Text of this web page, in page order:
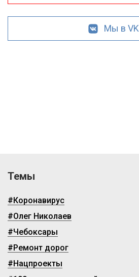
Мы в VK
Темы
#Коронавирус
#Олег Николаев
#Чебоксары
#Ремонт дорог
#Нацпроекты